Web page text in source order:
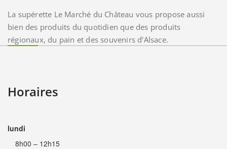
La supérette Le Marché du Château vous propose aussi
bien des produits du quotidien que des produits
régionaux, du pain et des souvenirs d'Alsace.
Horaires
lundi
8h00 – 12h15